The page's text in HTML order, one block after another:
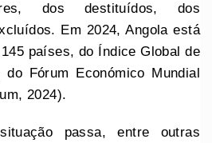
dos destituídos, dos
Em 2024, Angola está
países, do Índice Global de
do Fórum Económico Mundial
2024).
passa, entre outras